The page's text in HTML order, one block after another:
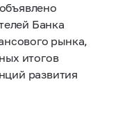
Банка
рынка,
итогов
развития